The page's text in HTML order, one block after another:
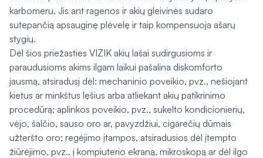
karbomeru. Jis ant ragenos ir akių gleivinės sudaro
sutepančią apsauginę plėvelę ir taip kompensuoja ašarų
stygių.
Dėl šios priežasties VIZIK akių lašai sudirgusioms ir
paraudusioms akims ilgam laikui pašalina diskomforto
jausmą, atsiradusį dėl: mechaninio poveikio, pvz., nešiojant
kietus ar minkštus lęšius arba atliekant akių patikrinimo
procedūrą; aplinkos poveikio, pvz., sukelto kondicionierių,
vėjo, šalčio, sauso oro ar, pavyzdžiui, cigarečių dūmais
užteršto oro; regėjimo įtampos, atsiradusios dėl įtempto
žiūrėjimo, pvz., į kompiuterio ekraną, mikroskopą ar dėl ilgo